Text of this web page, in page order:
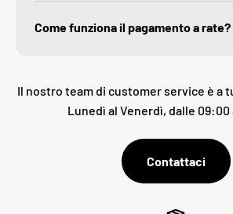
Come funziona il pagamento a rate?
Il nostro team di customer service è a
Lunedì al Venerdì, dalle 09:00
Contattaci